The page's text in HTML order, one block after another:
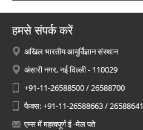
हमसे संपर्क करें
अखिल भारतीय आयुर्विज्ञान संस्थान
अंसारी नगर, नई दिल्ली - 110029
+91-11-26588500 / 26588700
फैक्स: +91-11-26588663 / 26588641
एम्स में महत्वपूर्ण ई -मेल पते